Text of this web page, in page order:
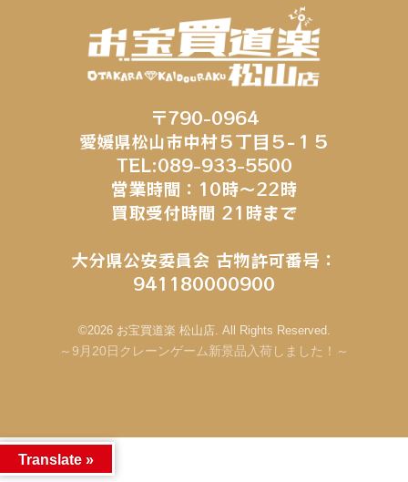
〒790-0964
愛媛県松山市中村５丁目５−１５
TEL:089-933-5500
営業時間：10時～22時
買取受付時間 21時まで
大分県公安委員会 古物許可番号：
941180000900
©2026 お宝買道楽 松山店. All Rights Reserved.
～9月20日クレーンゲーム新景品入荷しました！～
Translate »